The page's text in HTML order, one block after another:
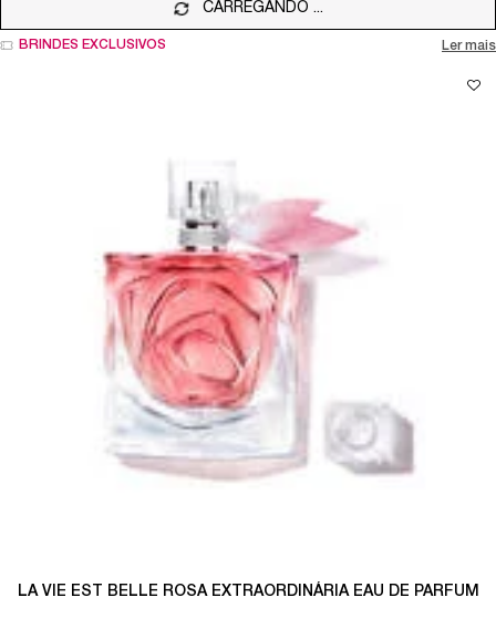
CARREGANDO ...
BRINDES EXCLUSIVOS Ler mais
LA VIE EST BELLE ROSA EXTRAORDINÁRIA EAU DE PARFUM